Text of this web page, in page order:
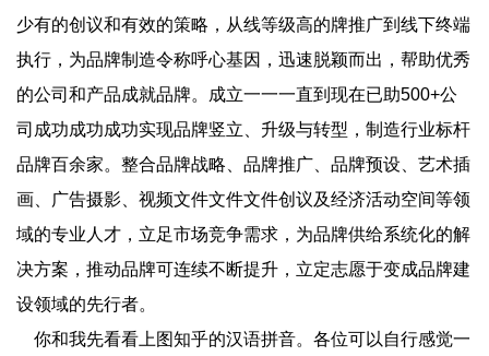
少有的创议和有效的策略，从线等级高的牌推广到线下终端
执行，为品牌制造令称呼心基因，迅速脱颖而出，帮助优秀
的公司和产品成就品牌。成立一一一直到现在已助500+公
司成功成功成功实现品牌竖立、升级与转型，制造行业标杆
品牌百余家。整合品牌战略、品牌推广、品牌预设、艺术插
画、广告摄影、视频文件文件文件创议及经济活动空间等领
域的专业人才，立足市场竞争需求，为品牌供给系统化的解
决方案，推动品牌可连续不断提升，立定志愿于变成品牌建
设领域的先行者。
你和我先看看上图知乎的汉语拼音。各位可以自行感觉一